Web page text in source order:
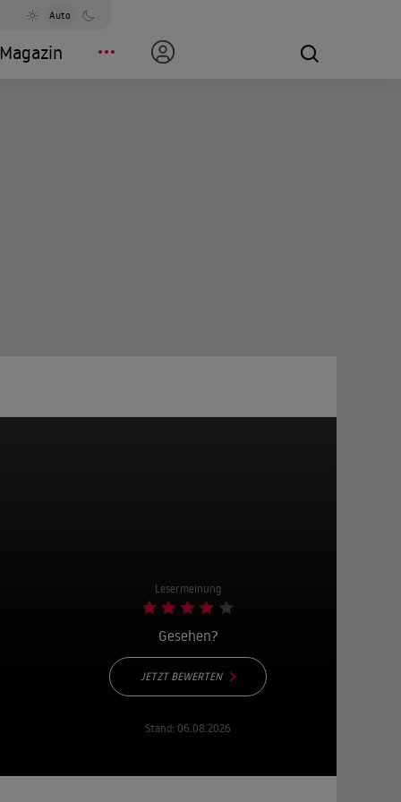
Auto
Magazin
Lesermeinung
Gesehen?
JETZT BEWERTEN
Stand: 06.08.2026